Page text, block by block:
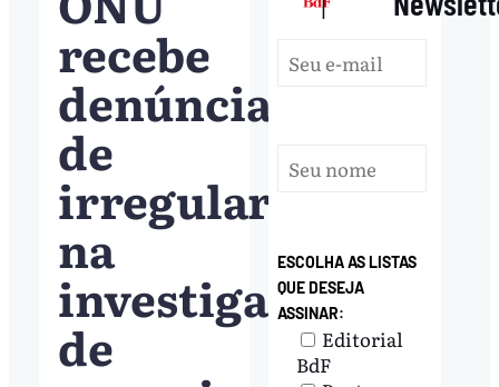
recebe
denúncia
de
irregularidade
na
investigação
de
ESCOLHA AS LISTAS
QUE DESEJA
ASSINAR:
Editorial
BdF